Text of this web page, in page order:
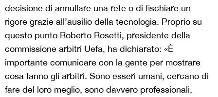
decisione di annullare una rete o di fischiare un
rigore grazie all’ausilio della tecnologia. Proprio su
questo punto Roberto Rosetti, presidente della
commissione arbitri Uefa, ha dichiarato: «È
importante comunicare con la gente per mostrare
cosa fanno gli arbitri. Sono esseri umani, cercano di
fare del loro meglio, sono davvero professionali,